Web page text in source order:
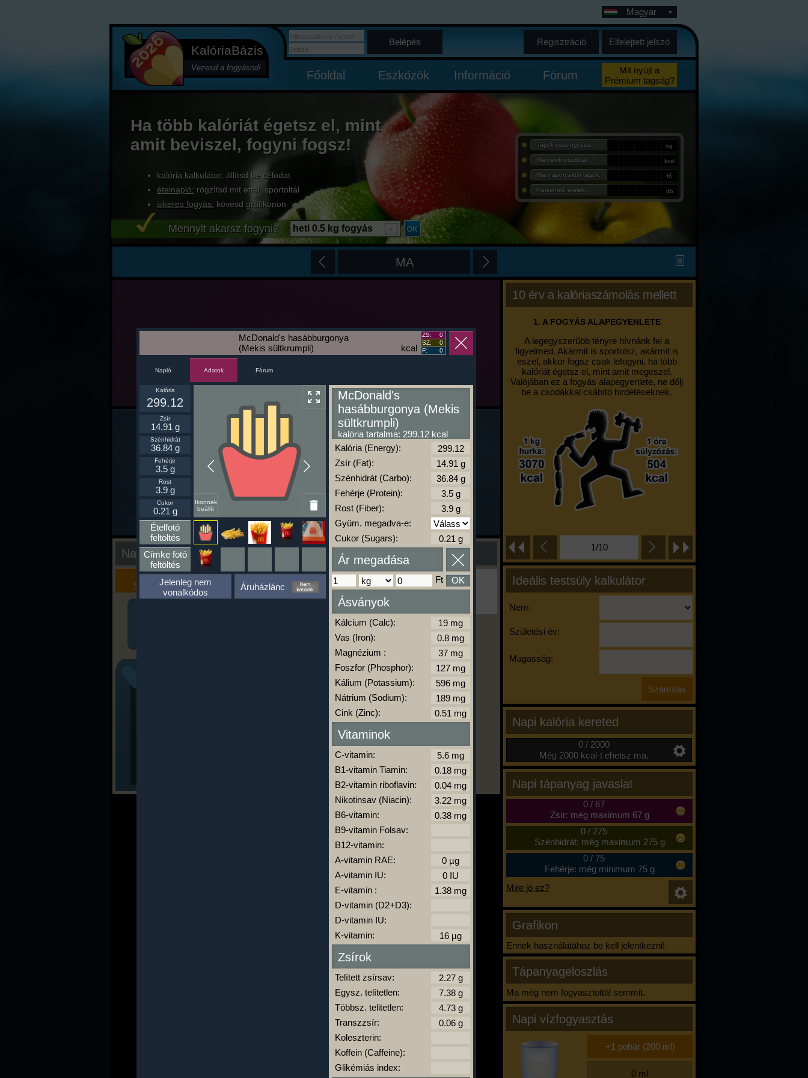
KalóriaBázis
Vezesd a fogyásod!
Magyar
Belépés Regisztráció Elfelejtett jelszó
Főoldal Eszközök Információ Fórum
Mit nyújt a
Prémium tagság?
Ha több kalóriát égetsz el, mint
amit beviszel, fogyni fogsz!
kalória kalkulátor: állítsd be célodat
ételnapló: rögzítsd mit ettél, sportoltál
sikeres fogyás: kövesd grafikonon
Tagok összfogyása: kg
Ma bevitt összkcal: kcal
Mai napon aktív tagok: fő
Kereshető ételek: db
Mennyit akarsz fogyni? heti 0.5 kg fogyás
MA
10 érv a kalóriaszámolás mellett
1. A FOGYÁS ALAPEGYENLETE
A legegyszerűbb tényre hívnánk fel a
figyelmed. Akármit is sportolsz, akármit is
eszel, akkor fogsz csak lefogyni, ha több
kalóriát égetsz el, mint amit megeszel.
Valójában ez a fogyás alapegyenlete, ne dőlj
be a csodákkal csábító hirdetéseknek.
1/10
Ideális testsúly kalkulátor
Nem:
Születési év:
Magasság:
Napi kalória kereted
0 / 2000
Még 2000 kcal-t ehetsz ma.
Napi tápanyag javaslat
0/ 67
Zsír: még maximum 67 g
0/ 275
Szénhidrát: még maximum 275 g
0/ 75
Fehérje: még minimum 75 g
Mire jó ez?
Grafikon
Ennek használatához be kell jelentkezni!
Tápanyageloszlás
Ma még nem fogyasztottál semmit.
Napi vízfogyasztás
Nap kiértékelése
Kalória
Szimulátor
Szöveges
Értékelés
Ha ma már nem eszel/sportolsz többet,
kattints a kiértékelésre!
A Kalória Szimulátor Prémium funkció.
kalóriabázis.hu
kcal
McDonald's hasábburgonya
(Mekis sültkrumpli)
ZS:
0
SZ:
0
F:
0
Napló Adatok Fórum
Ikonnak
beállít
Kalória
299.12
Zsír
14.91 g
Szénhidrát
36.84 g
Fehérje
3.5 g
Rost
3.9 g
Cukor
0.21 g
Ételfotó
feltöltés
Címke fotó
feltöltés
Jelenleg nem
vonalkódos
Áruházlánc
McDonald's
hasábburgonya (Mekis
sültkrumpli)
kalória tartalma: 299.12 kcal
Kalória (Energy):
Zsír (Fat):
Szénhidrát (Carbo):
Fehérje (Protein):
Rost (Fiber):
Gyüm. megadva-e:
Cukor (Sugars):
Ár megadása
Ft OK
Ásványok
Kálcium (Calc):
Vas (Iron):
Magnézium :
Foszfor (Phosphor):
Kálium (Potassium):
Nátrium (Sodium):
Cink (Zinc):
Vitaminok
C-vitamin:
B1-vitamin Tiamin:
B2-vitamin riboflavin:
Nikotinsav (Niacin):
B6-vitamin:
B9-vitamin Folsav:
B12-vitamin:
A-vitamin RAE:
A-vitamin IU:
E-vitamin :
D-vitamin (D2+D3):
D-vitamin IU:
K-vitamin:
Zsírok
Telített zsírsav:
Egysz. telítetlen:
Többsz. telitetlen:
Transzzsír:
Koleszterin:
Koffein (Caffeine):
Glikémiás index: